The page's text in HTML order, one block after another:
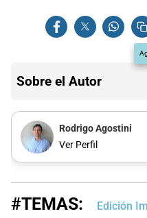
Sobre el Autor
Rodrigo Agostini
Ver Perfil
#TEMAS: Edición